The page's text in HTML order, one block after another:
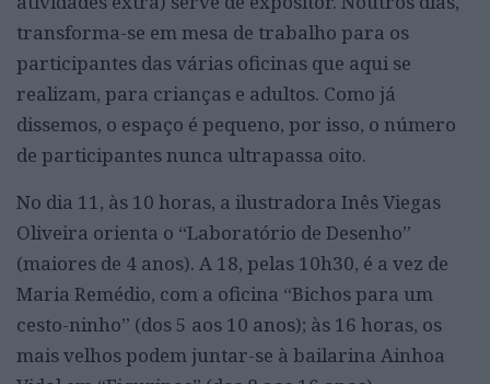
transforma-se em mesa de trabalho para os
participantes das várias oficinas que aqui se
realizam, para crianças e adultos. Como já
dissemos, o espaço é pequeno, por isso, o número
de participantes nunca ultrapassa oito.
No dia 11, às 10 horas, a ilustradora Inês Viegas
Oliveira orienta o “Laboratório de Desenho”
(maiores de 4 anos). A 18, pelas 10h30, é a vez de
Maria Remédio, com a oficina “Bichos para um
cesto-ninho” (dos 5 aos 10 anos); às 16 horas, os
mais velhos podem juntar-se à bailarina Ainhoa